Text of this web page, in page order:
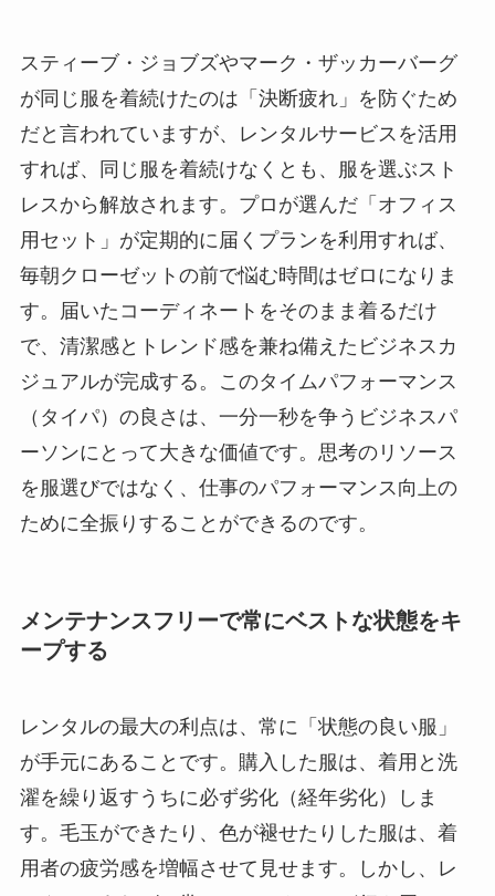
スティーブ・ジョブズやマーク・ザッカーバーグ
が同じ服を着続けたのは「決断疲れ」を防ぐため
だと言われていますが、レンタルサービスを活用
すれば、同じ服を着続けなくとも、服を選ぶスト
レスから解放されます。プロが選んだ「オフィス
用セット」が定期的に届くプランを利用すれば、
毎朝クローゼットの前で悩む時間はゼロになりま
す。届いたコーディネートをそのまま着るだけ
で、清潔感とトレンド感を兼ね備えたビジネスカ
ジュアルが完成する。このタイムパフォーマンス
（タイパ）の良さは、一分一秒を争うビジネスパ
ーソンにとって大きな価値です。思考のリソース
を服選びではなく、仕事のパフォーマンス向上の
ために全振りすることができるのです。
メンテナンスフリーで常にベストな状態をキ
ープする
レンタルの最大の利点は、常に「状態の良い服」
が手元にあることです。購入した服は、着用と洗
濯を繰り返すうちに必ず劣化（経年劣化）しま
す。毛玉ができたり、色が褪せたりした服は、着
用者の疲労感を増幅させて見せます。しかし、レ